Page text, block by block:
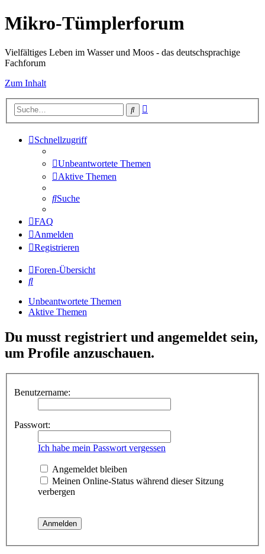
Mikro-Tümplerforum
Vielfältiges Leben im Wasser und Moos - das deutschsprachige
Fachforum
Zum Inhalt
Suche
Schnellzugriff
Unbeantwortete Themen
Aktive Themen
Suche
FAQ
Anmelden
Registrieren
Foren-Übersicht
Suche
Unbeantwortete Themen
Aktive Themen
Du musst registriert und angemeldet sein,
um Profile anzuschauen.
Benutzername:
Passwort:
Ich habe mein Passwort vergessen
Angemeldet bleiben
Meinen Online-Status während dieser Sitzung
verbergen